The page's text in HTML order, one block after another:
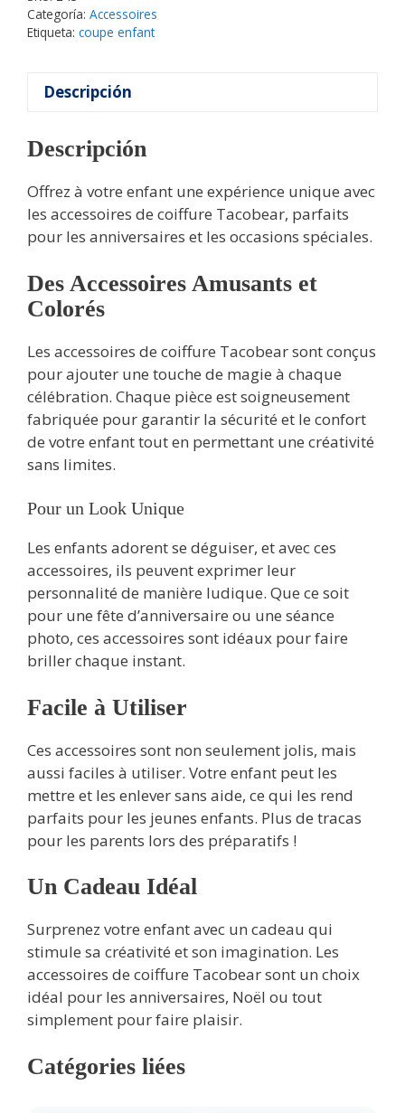
Categoría: Accessoires
Etiqueta: coupe enfant
Descripción
Descripción
Offrez à votre enfant une expérience unique avec
les accessoires de coiffure Tacobear, parfaits
pour les anniversaires et les occasions spéciales.
Des Accessoires Amusants et
Colorés
Les accessoires de coiffure Tacobear sont conçus
pour ajouter une touche de magie à chaque
célébration. Chaque pièce est soigneusement
fabriquée pour garantir la sécurité et le confort
de votre enfant tout en permettant une créativité
sans limites.
Pour un Look Unique
Les enfants adorent se déguiser, et avec ces
accessoires, ils peuvent exprimer leur
personnalité de manière ludique. Que ce soit
pour une fête d’anniversaire ou une séance
photo, ces accessoires sont idéaux pour faire
briller chaque instant.
Facile à Utiliser
Ces accessoires sont non seulement jolis, mais
aussi faciles à utiliser. Votre enfant peut les
mettre et les enlever sans aide, ce qui les rend
parfaits pour les jeunes enfants. Plus de tracas
pour les parents lors des préparatifs !
Un Cadeau Idéal
Surprenez votre enfant avec un cadeau qui
stimule sa créativité et son imagination. Les
accessoires de coiffure Tacobear sont un choix
idéal pour les anniversaires, Noël ou tout
simplement pour faire plaisir.
Catégories liées